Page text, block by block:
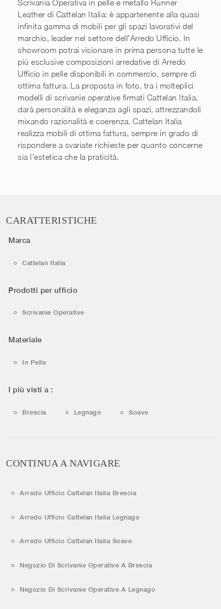
Scrivania Operativa in pelle e metallo Runner
Leather di Cattelan Italia: è appartenente alla quasi
infinita gamma di mobili per gli spazi lavorativi del
marchio, leader nel settore dell’Arredo Ufficio. In
showroom potrai visionare in prima persona tutte le
più esclusive composizioni arredative di Arredo
Ufficio in pelle disponibili in commercio, sempre di
ottima fattura. La proposta in foto, tra i molteplici
modelli di scrivanie operative firmati Cattelan Italia,
darà personalità e eleganza agli spazi, attrezzandoli
mixando razionalità e coerenza. Cattelan Italia
realizza mobili di ottima fattura, sempre in grado di
rispondere a svariate richieste per quanto concerne
sia l'estetica che la praticità.
CARATTERISTICHE
Marca
Cattelan Italia
Prodotti per ufficio
Scrivanie Operative
Materiale
In Pelle
I più visti a :
Brescia Legnago Soave
CONTINUA A NAVIGARE
Arredo Ufficio Cattelan Italia Brescia
Arredo Ufficio Cattelan Italia Legnago
Arredo Ufficio Cattelan Italia Soave
Negozio Di Scrivanie Operative A Brescia
Negozio Di Scrivanie Operative A Legnago